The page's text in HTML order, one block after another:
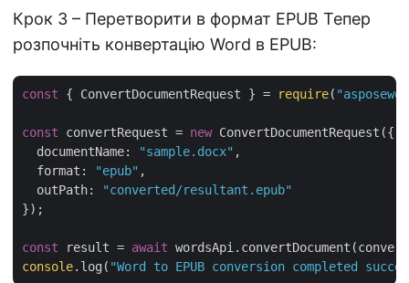
Крок 3 – Перетворити в формат EPUB Тепер
розпочніть конвертацію Word в EPUB:
const { ConvertDocumentRequest } = require(
const convertRequest = new ConvertDocumentRequest({
documentName: "sample.docx" ,
format : "epub" ,
outPath:
"converted/resultant.epub"
});
const result = await
console.log( "Word to EPUB conversion completed